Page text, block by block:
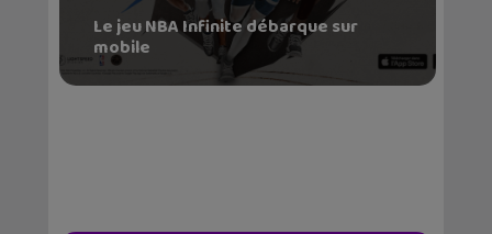
Le jeu NBA Infinite débarque sur
mobile